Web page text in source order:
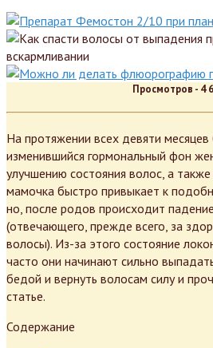
Просмотров - 4
На протяжении всех девяти
изменившийся гормональный фон
улучшению состояния волос, а
мамочка быстро привыкает к
но, после родов происходит
(отвечающего, прежде всего, за
волосы). Из-за этого состояние
часто они начинают сильно
бедой и вернуть волосам силу и
статье.
Содержание